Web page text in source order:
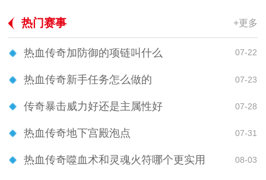
热门赛事 +更多
热血传奇加防御的项链叫什么 07-22
热血传奇新手任务怎么做的 07-23
传奇暴击威力好还是主属性好 07-28
热血传奇地下宫殿泡点 07-31
热血传奇噬血术和灵魂火符哪个更实用 08-03